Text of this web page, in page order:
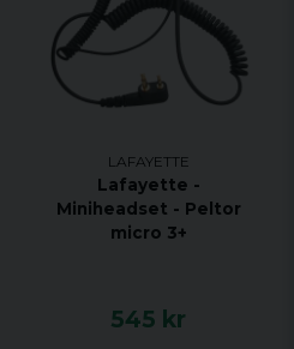
LAFAYETTE
Lafayette -
Miniheadset - Peltor
micro 3+
545 kr